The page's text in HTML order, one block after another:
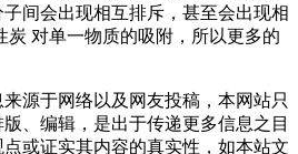
间会出现相互排斥，甚至会出现相
炭 对单一物质的吸附，所以更多的
源于网络以及网友投稿，本网站只
、编辑，是出于传递更多信息之目
或证实其内容的真实性，如本站文